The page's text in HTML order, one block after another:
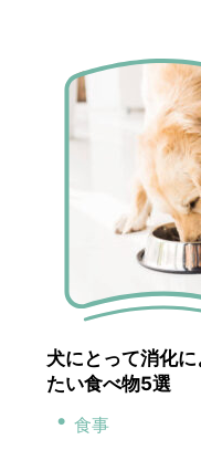
犬にとって消化
たい食べ物5選
食事